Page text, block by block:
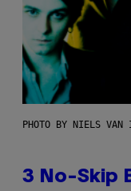
PHOTO BY NIELS VAN
3 No-Skip